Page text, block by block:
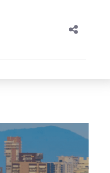
Compartilhar
Publicar no Facebook
Publicar no X